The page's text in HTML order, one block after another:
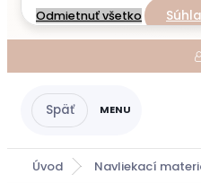
Odmietnuť všetko
Úvod Navliekací